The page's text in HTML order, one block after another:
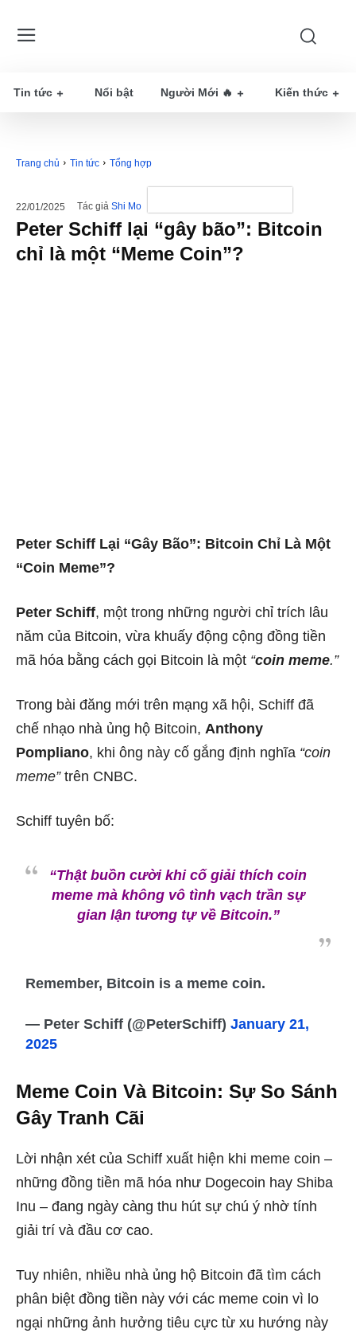
Tin tức Nổi bật Người Mới 🔥 Kiến thức
Trang chủ Tin tức Tổng hợp
22/01/2025 Tác giả Shi Mo
Peter Schiff lại “gây bão”: Bitcoin
chỉ là một “Meme Coin”?
Peter Schiff Lại “Gây Bão”: Bitcoin Chỉ Là Một
“Coin Meme”?
Peter Schiff, một trong những người chỉ trích lâu
năm của Bitcoin, vừa khuấy động cộng đồng tiền
mã hóa bằng cách gọi Bitcoin là một “coin meme.”
Trong bài đăng mới trên mạng xã hội, Schiff đã
chế nhạo nhà ủng hộ Bitcoin, Anthony
Pompliano, khi ông này cố gắng định nghĩa “coin
meme”trên CNBC.
Schiff tuyên bố:
“Thật buồn cười khi cố giải thích coin
meme mà không vô tình vạch trần sự
gian lận tương tự về Bitcoin.”
Remember, Bitcoin is a meme coin.
— Peter Schiff (@PeterSchiff)January 21,
2025
Meme Coin Và Bitcoin: Sự So Sánh
Gây Tranh Cãi
Lời nhận xét của Schiff xuất hiện khi meme coin –
những đồng tiền mã hóa như Dogecoin hay Shiba
Inu – đang ngày càng thu hút sự chú ý nhờ tính
giải trí và đầu cơ cao.
Tuy nhiên, nhiều nhà ủng hộ Bitcoin đã tìm cách
phân biệt đồng tiền này với các meme coin vì lo
ngại những ảnh hưởng tiêu cực từ xu hướng này